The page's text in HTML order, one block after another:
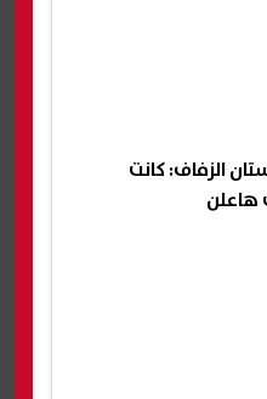
الزفاف: كانت
هاعلن